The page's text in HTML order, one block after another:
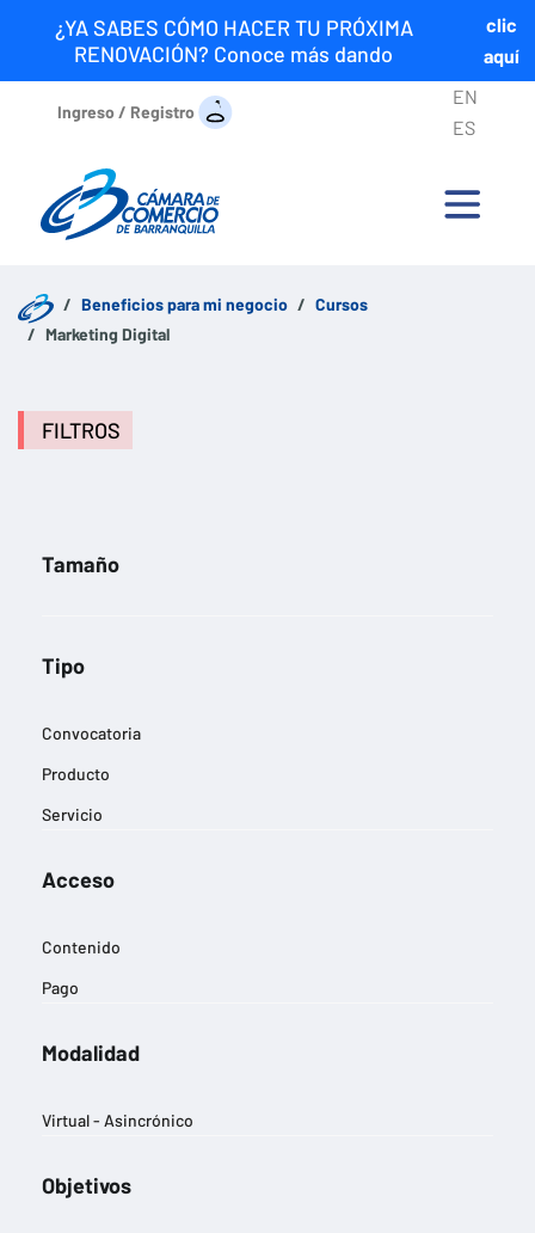
¿YA SABES CÓMO HACER TU PRÓXIMA
RENOVACIÓN? Conoce más dando
clic
aquí
Ingreso / Registro
EN
ES
Beneficios para mi negocio
Cursos
Marketing Digital
FILTROS
Tamaño
Tipo
Convocatoria
Producto
Servicio
Acceso
Contenido
Pago
Modalidad
Virtual - Asincrónico
Objetivos